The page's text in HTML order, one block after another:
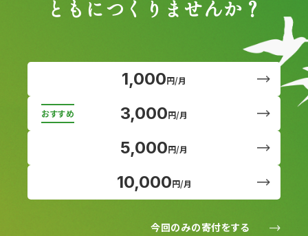
ともにつくりませんか？
1,000円/月
3,000円/月
5,000円/月
10,000円/月
今回のみの寄付をする